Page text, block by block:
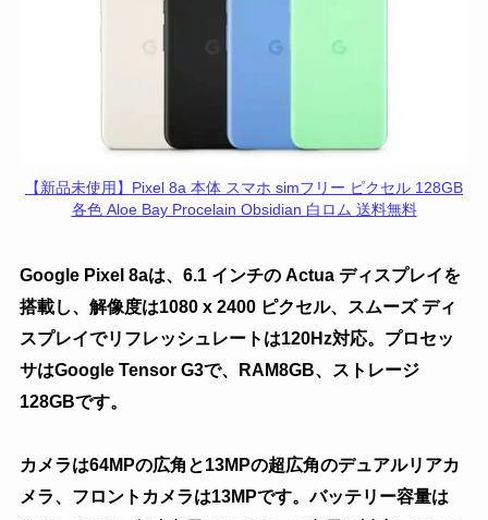
【新品未使用】Pixel 8a 本体 スマホ simフリー ピクセル 128GB
各色 Aloe Bay Procelain Obsidian 白ロム 送料無料
Google Pixel 8aは、6.1 インチの Actua ディスプレイを
搭載し、解像度は1080 x 2400 ピクセル、スムーズ ディ
スプレイでリフレッシュレートは120Hz対応。プロセッ
サはGoogle Tensor G3で、RAM8GB、ストレージ
128GBです。
カメラは64MPの広角と13MPの超広角のデュアルリアカ
メラ、フロントカメラは13MPです。バッテリー容量は